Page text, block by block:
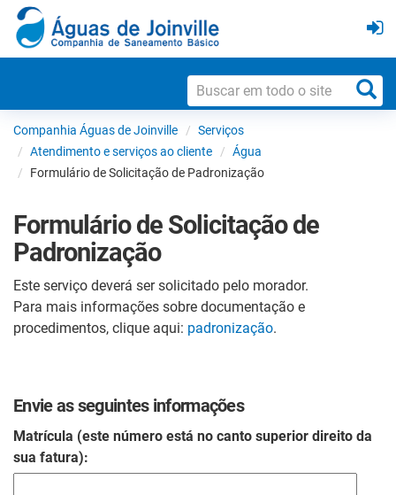
Companhia Águas de Joinville
Serviços
Atendimento e serviços ao cliente
Água
Formulário de Solicitação de Padronização
Formulário de Solicitação de
Padronização
Este serviço deverá ser solicitado pelo morador.
Para mais informações sobre documentação e
procedimentos, clique aqui: padronização.
Envie as seguintes informações
Matrícula (este número está no canto superior direito da
sua fatura):